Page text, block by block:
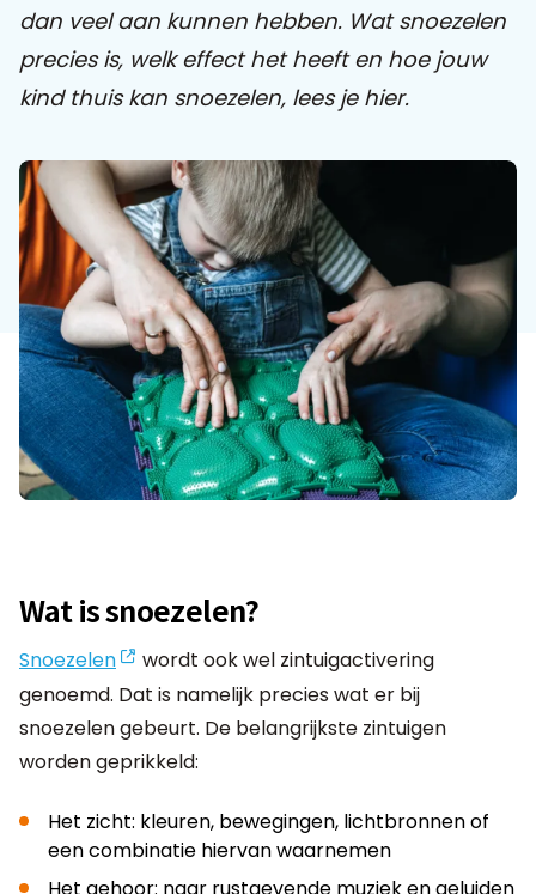
Clientdossier Wiki
Mijn
Sophi
Over
Sophi
dan veel aan kunnen hebben. Wat snoezelen
precies is, welk effect het heeft en hoe jouw
kind thuis kan snoezelen, lees je hier.
Wat is snoezelen?
Snoezelen
wordt ook wel zintuigactivering
genoemd. Dat is namelijk precies wat er bij
snoezelen gebeurt. De belangrijkste zintuigen
worden geprikkeld:
Het zicht: kleuren, bewegingen, lichtbronnen of
een combinatie hiervan waarnemen